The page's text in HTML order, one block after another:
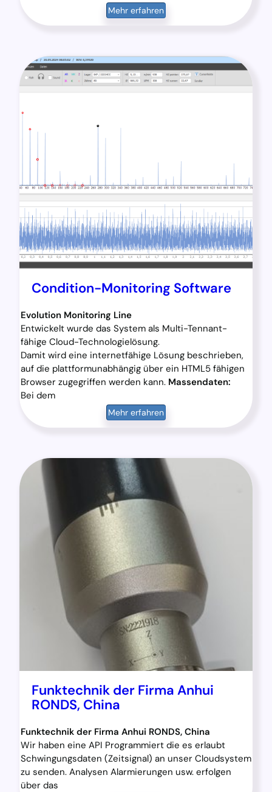
Mehr erfahren
Condition-Monitoring Software
Evolution Monitoring Line
Entwickelt wurde das System als Multi-Tennant-
fähige Cloud-Technologielösung.
Damit wird eine internetfähige Lösung beschrieben,
auf die plattformunabhängig über ein HTML5 fähigen
Browser zugegriffen werden kann. Massendaten:
Bei dem
Mehr erfahren
Funktechnik der Firma Anhui
RONDS, China
Funktechnik der Firma Anhui RONDS, China
Wir haben eine API Programmiert die es erlaubt
Schwingungsdaten (Zeitsignal) an unser Cloudsystem
zu senden. Analysen Alarmierungen usw. erfolgen
über das